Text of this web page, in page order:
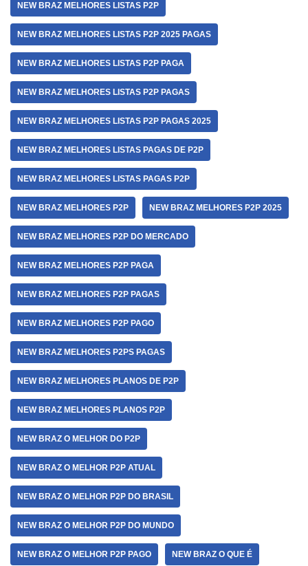
NEW BRAZ MELHORES LISTAS P2P
NEW BRAZ MELHORES LISTAS P2P 2025 PAGAS
NEW BRAZ MELHORES LISTAS P2P PAGA
NEW BRAZ MELHORES LISTAS P2P PAGAS
NEW BRAZ MELHORES LISTAS P2P PAGAS 2025
NEW BRAZ MELHORES LISTAS PAGAS DE P2P
NEW BRAZ MELHORES LISTAS PAGAS P2P
NEW BRAZ MELHORES P2P NEW BRAZ MELHORES P2P 2025
NEW BRAZ MELHORES P2P DO MERCADO
NEW BRAZ MELHORES P2P PAGA
NEW BRAZ MELHORES P2P PAGAS
NEW BRAZ MELHORES P2P PAGO
NEW BRAZ MELHORES P2PS PAGAS
NEW BRAZ MELHORES PLANOS DE P2P
NEW BRAZ MELHORES PLANOS P2P
NEW BRAZ O MELHOR DO P2P
NEW BRAZ O MELHOR P2P ATUAL
NEW BRAZ O MELHOR P2P DO BRASIL
NEW BRAZ O MELHOR P2P DO MUNDO
NEW BRAZ O MELHOR P2P PAGO NEW BRAZ O QUE É